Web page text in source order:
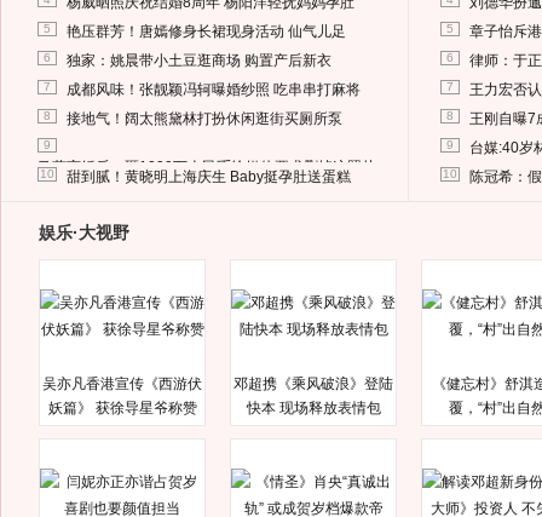
5 艳压群芳！唐嫣修身长裙现身活动 仙气儿足
6 独家：姚晨带小土豆逛商场 购置产后新衣
7 成都风味！张靓颖冯轲曝婚纱照 吃串串打麻将
8 接地气！阔太熊黛林打扮休闲逛街买厕所泵
9
马蓉离婚后，砸1000万人民币给媒体要求删掉这照片
10 甜到腻！黄晓明上海庆生 Baby挺孕肚送蛋糕
5 章子怡斥
6 律师：于
7 王力宏否
8 王刚自曝7
9 台媒:40岁
10 陈冠希：
娱乐·大视野
吴亦凡香港宣传《西游伏
妖篇》 获徐导星爷称赞
邓超携《乘风破浪》登陆
快本 现场释放表情包
《健忘村》舒淇
覆，“村”出自